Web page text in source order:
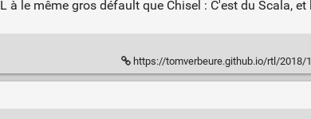
à le même gros défault que Chisel : C'est du Scala,
https://tomverbeure.github.io/rtl/2018/12/06/